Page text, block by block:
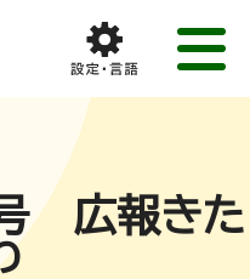
広報きた